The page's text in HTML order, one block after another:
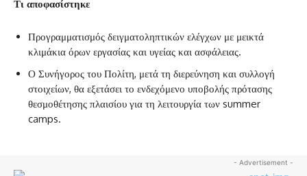
Τι αποφασίστηκε
Προγραμματισμός δειγματοληπτικών ελέγχων με μεικτά
κλιμάκια όρων εργασίας και υγείας και ασφάλειας.
Ο Συνήγορος του Πολίτη, μετά τη διερεύνηση και συλλογή
στοιχείων, θα εξετάσει το ενδεχόμενο υποβολής πρότασης
θεσμοθέτησης πλαισίου για τη λειτουργία των summer
camps.
- Advertisement -